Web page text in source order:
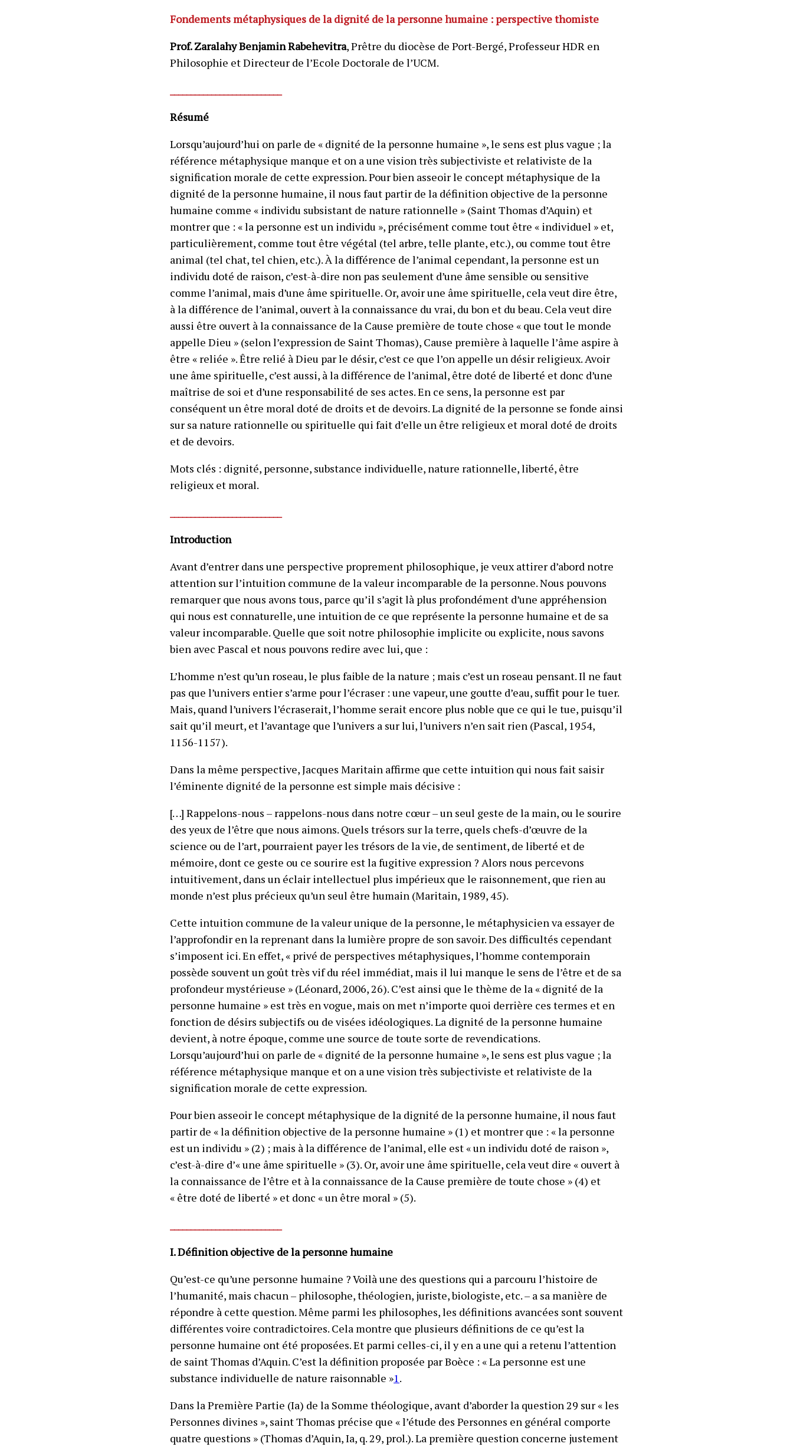
Fondements métaphysiques de la dignité de la personne humaine : perspective thomiste
Prof. Zaralahy Benjamin Rabehevitra, Prêtre du diocèse de Port-Bergé, Professeur HDR en
Philosophie et Directeur de l’Ecole Doctorale de l’UCM.
Résumé
Lorsqu’aujourd’hui on parle de « dignité de la personne humaine », le sens est plus vague ; la
référence métaphysique manque et on a une vision très subjectiviste et relativiste de la
signification morale de cette expression. Pour bien asseoir le concept métaphysique de la
dignité de la personne humaine, il nous faut partir de la définition objective de la personne
humaine comme « individu subsistant de nature rationnelle » (Saint Thomas d’Aquin) et
montrer que : « la personne est un individu », précisément comme tout être « individuel » et,
particulièrement, comme tout être végétal (tel arbre, telle plante, etc.), ou comme tout être
animal (tel chat, tel chien, etc.). À la différence de l’animal cependant, la personne est un
individu doté de raison, c’est-à-dire non pas seulement d’une âme sensible ou sensitive
comme l’animal, mais d’une âme spirituelle. Or, avoir une âme spirituelle, cela veut dire être,
à la différence de l’animal, ouvert à la connaissance du vrai, du bon et du beau. Cela veut dire
aussi être ouvert à la connaissance de la Cause première de toute chose « que tout le monde
appelle Dieu » (selon l’expression de Saint Thomas), Cause première à laquelle l’âme aspire à
être « reliée ». Être relié à Dieu par le désir, c’est ce que l’on appelle un désir religieux. Avoir
une âme spirituelle, c’est aussi, à la différence de l’animal, être doté de liberté et donc d’une
maîtrise de soi et d’une responsabilité de ses actes. En ce sens, la personne est par
conséquent un être moral doté de droits et de devoirs.La dignité de la personne se fonde ainsi
sur sa nature rationnelle ou spirituelle qui fait d’elle un être religieux et moral doté de droits
et de devoirs.
Mots clés : dignité, personne, substance individuelle, nature rationnelle, liberté, être
religieux et moral.
Introduction
Avant d’entrer dans une perspective proprement philosophique, je veux attirer d’abord notre
attention sur l’intuition commune de la valeur incomparable de la personne. Nous pouvons
remarquer que nous avons tous, parce qu’il s’agit là plus profondément d’une appréhension
qui nous est connaturelle, une intuition de ce que représente la personne humaine et de sa
valeur incomparable. Quelle que soit notre philosophie implicite ou explicite, nous savons
bien avec Pascal et nous pouvons redire avec lui, que :
L’homme n’est qu’un roseau, le plus faible de la nature ; mais c’est un roseau pensant. Il ne faut
pas que l’univers entier s’arme pour l’écraser : une vapeur, une goutte d’eau, suffit pour le tuer.
Mais, quand l’univers l’écraserait, l’homme serait encore plus noble que ce qui le tue, puisqu’il
sait qu’il meurt, et l’avantage que l’univers a sur lui, l’univers n’en sait rien (Pascal, 1954,
1156-1157).
Dans la même perspective, Jacques Maritain affirme que cette intuition qui nous fait saisir
l’éminente dignité de la personne est simple mais décisive :
[…] Rappelons-nous – rappelons-nous dans notre cœur – un seul geste de la main, ou le sourire
des yeux de l’être que nous aimons. Quels trésors sur la terre, quels chefs-d’œuvre de la
science ou de l’art, pourraient payer les trésors de la vie, de sentiment, de liberté et de
mémoire, dont ce geste ou ce sourire est la fugitive expression ? Alors nous percevons
intuitivement, dans un éclair intellectuel plus impérieux que le raisonnement, que rien au
monde n’est plus précieux qu’un seul être humain (Maritain, 1989, 45).
Cette intuition commune de la valeur unique de la personne, le métaphysicien va essayer de
l’approfondir en la reprenant dans la lumière propre de son savoir. Des difficultés cependant
s’imposent ici. En effet, « privé de perspectives métaphysiques, l’homme contemporain
possède souvent un goût très vif du réel immédiat, mais il lui manque le sens de l’être et de sa
profondeur mystérieuse » (Léonard, 2006, 26). C’est ainsi que le thème de la « dignité de la
personne humaine » est très en vogue, mais on met n’importe quoi derrière ces termes et en
fonction de désirs subjectifs ou de visées idéologiques. La dignité de la personne humaine
devient, à notre époque, comme une source de toute sorte de revendications.
Lorsqu’aujourd’hui on parle de « dignité de la personne humaine », le sens est plus vague ; la
référence métaphysique manque et on a une vision très subjectiviste et relativiste de la
signification morale de cette expression.
Pour bien asseoir le concept métaphysique de la dignité de la personne humaine, il nous faut
partir de « la définition objective de la personne humaine » (1) et montrer que : « la personne
est un individu » (2) ; mais à la différence de l’animal, elle est « un individu doté de raison »,
c’est-à-dire d’« une âme spirituelle » (3). Or, avoir une âme spirituelle, cela veut dire « ouvert à
la connaissance de l’être et à la connaissance de la Cause première de toute chose » (4) et
« être doté de liberté » et donc « un être moral » (5).
I. Définition objective de la personne humaine
Qu’est-ce qu’une personne humaine ? Voilà une des questions qui a parcouru l’histoire de
l’humanité, mais chacun – philosophe, théologien, juriste, biologiste, etc. – a sa manière de
répondre à cette question. Même parmi les philosophes, les définitions avancées sont souvent
différentes voire contradictoires. Cela montre que plusieurs définitions de ce qu’est la
personne humaine ont été proposées. Et parmi celles-ci, il y en a une qui a retenu l’attention
de saint Thomas d’Aquin. C’est la définition proposée par Boèce : « La personne est une
substance individuelle de nature raisonnable »1.
Dans laPremière Partie (Ia) de la Somme théologique, avant d’aborder la question 29 sur « les
Personnes divines », saint Thomas précise que « l’étude des Personnes en général comporte
quatre questions » (Thomas d’Aquin, Ia, q. 29, prol.). La première question concerne justement